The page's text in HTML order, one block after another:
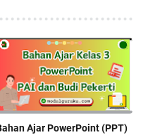
Ajar PowerPoint (PPT)